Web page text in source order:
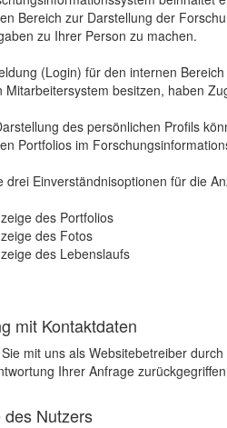
Bereich zur Darstellung der
zu Ihrer Person zu machen.
(Login) für den internen
Mitarbeitersystem besitzen, haben
des persönlichen Profils
Portfolios im
drei Einverständnisoptionen für die
des Portfolios
des Fotos
des Lebenslaufs
mit Kontaktdaten
mit uns als Websitebetreiber
Ihrer Anfrage
des Nutzers